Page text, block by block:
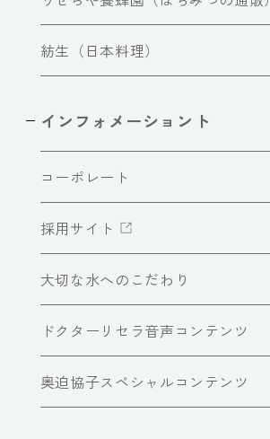
紡生（日本料理）
インフォメーショント
コーポレート
採用サイト
大切な水へのこだわり
ドクターリセラ音声コンテンツ
奥迫協子スペシャルコンテンツ